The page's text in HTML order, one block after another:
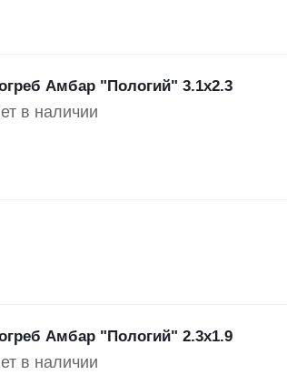
Амбар "Пологий" 3.1х2.3
в наличии
Амбар "Пологий" 2.3х1.9
в наличии